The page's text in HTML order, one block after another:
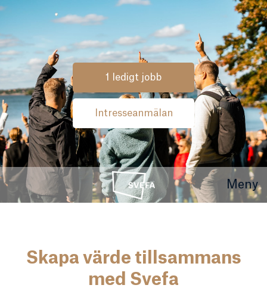
1 ledigt jobb
Intresseanmälan
Meny
Skapa värde tillsammans
med Svefa